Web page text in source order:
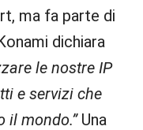
ma fa parte di
dichiara
le nostre IP
e servizi che
il mondo.”Una